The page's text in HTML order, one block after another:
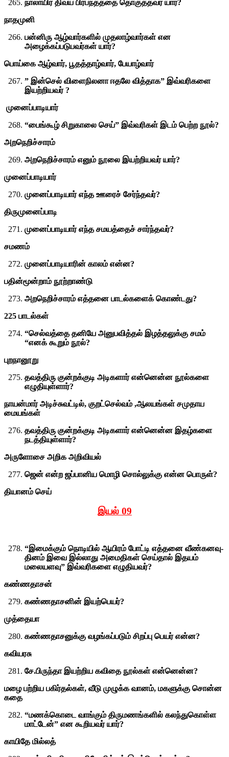
நாலாயிர திவ்ய பிரபந்தத்தை தொகுத்தவர் யார்?
நாதமுனி
பன்னிரு ஆழ்வார்களில் முதலாழ்வார்கள் என
அழைக்கப்படுபவர்கள் யார்?
பொய்கை ஆழ்வார், பூதத்தாழ்வார், பேயாழ்வார்
” இன்செல் விளைநிலனா ஈதலே வித்தாக” இவ்வரிகளை
இயற்றியவர் ?
முனைப்பாடியார்
“பைங்கூழ் சிறுகாலை செய்” இவ்வரிகள் இடம் பெற்ற நூல்?
அறநெறிச்சாரம்
அறநெறிச்சாரம் எனும் நூலை இயற்றியவர் யார்?
முனைப்பாடியார்
முனைப்பாடியார் எந்த ஊரைச் சேர்ந்தவர்?
திருமுனைப்பாடி
முனைப்பாடியார் எந்த சமயத்தைச் சார்ந்தவர்?
சமணம்
முனைப்பாடியாரின் காலம் என்ன?
பதின்மூன்றாம் நூற்றாண்டு
அறநெறிச்சாரம் எத்தனை பாடல்களைக் கொண்டது?
225 பாடல்கள்
“செல்வத்தை தனியே அனுபவித்தல் இழத்தலுக்கு சமம்
“எனக் கூறும் நூல்?
புறநானூறு
தவத்திரு குன்றக்குடி அடிகளார் என்னென்ன நூல்களை
எழுதியுள்ளார்?
நாயன்மார் அடிச்சுவட்டில், குறட்செல்வம் ,ஆலயங்கள் சமுதாய
மையங்கள்
தவத்திரு குன்றக்குடி அடிகளார் என்னென்ன இதழ்களை
நடத்தியுள்ளார்?
அருளோசை அறிக அறிவியல்
ஜென் என்ற ஜப்பானிய மொழி சொல்லுக்கு என்ன பொருள்?
தியானம் செய்
இயல் 09
“இமைக்கும் நொடியில் ஆயிரம் போட்டி எத்தனை வீண்கனவு-
தினம் இவை இல்லாது அமைதிகள் செய்தால் இதயம்
மலையளவு” இவ்வரிகளை எழுதியவர்?
கண்ணதாசன்
கண்ணதாசனின் இயற்பெயர்?
முத்தையா
கண்ணதாசனுக்கு வழங்கப்படும் சிறப்பு பெயர் என்ன?
கவியரசு
சே.பிருந்தா இயற்றிய கவிதை நூல்கள் என்னென்ன?
மழை பற்றிய பகிர்தல்கள், வீடு முழுக்க வானம், மகளுக்கு சொன்ன
கதை
“மணக்கொடை வாங்கும் திருமணங்களில் கலந்துகொள்ள
மாட்டேன்” என கூறியவர் யார்?
காயிதே மில்லத்